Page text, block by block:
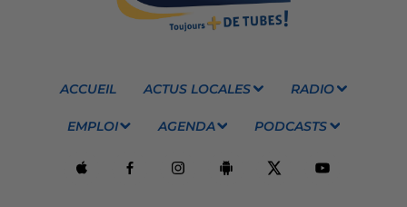
ACCUEIL ACTUS LOCALES RADIO
EMPLOI AGENDA PODCASTS